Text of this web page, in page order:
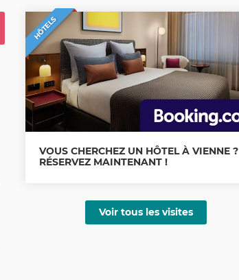
HÔTELS
VOUS CHERCHEZ UN HÔTEL À VIENNE ?
RÉSERVEZ MAINTENANT !
Voir tous les visites